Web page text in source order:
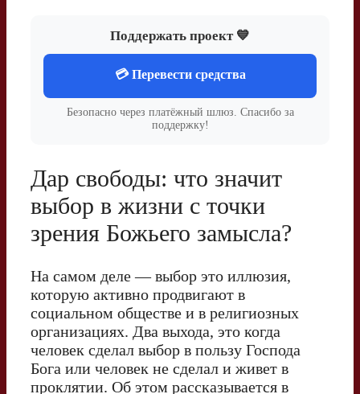
Поддержать проект 💙
💳 Перевести средства
Безопасно через платёжный шлюз. Спасибо за
поддержку!
Дар свободы: что значит
выбор в жизни с точки
зрения Божьего замысла?
На самом деле — выбор это иллюзия,
которую активно продвигают в
социальном обществе и в религиозных
организациях. Два выхода, это когда
человек сделал выбор в пользу Господа
Бога или человек не сделал и живет в
проклятии. Об этом рассказывается в